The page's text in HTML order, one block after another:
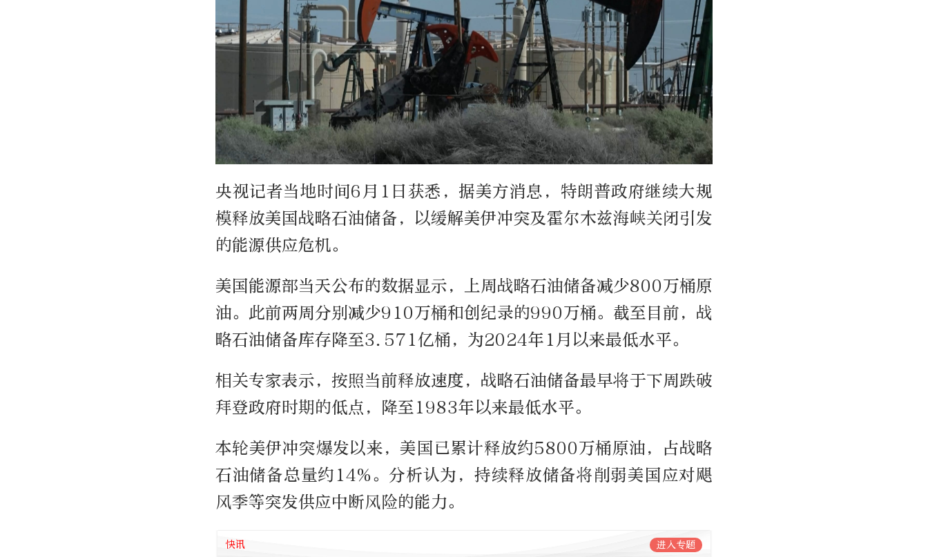
央视记者当地时间6月1日获悉，据美方消息，特朗普政府继续大规
模释放美国战略石油储备，以缓解美伊冲突及霍尔木兹海峡关闭引发
的能源供应危机。
美国能源部当天公布的数据显示，上周战略石油储备减少800万桶原
油。此前两周分别减少910万桶和创纪录的990万桶。截至目前，战
略石油储备库存降至3.571亿桶，为2024年1月以来最低水平。
相关专家表示，按照当前释放速度，战略石油储备最早将于下周跌破
拜登政府时期的低点，降至1983年以来最低水平。
本轮美伊冲突爆发以来，美国已累计释放约5800万桶原油，占战略
石油储备总量约14%。分析认为，持续释放储备将削弱美国应对飓
风季等突发供应中断风险的能力。
快讯 进入专题